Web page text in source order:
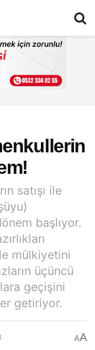
satışı ile
başlıyor.
mülkiyetini
üçüncü
geçişini
getiriyor.
AA